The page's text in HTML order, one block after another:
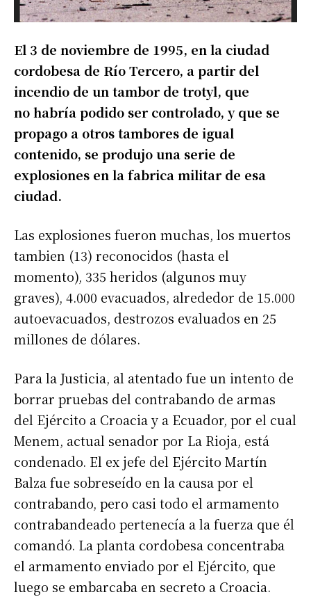
El 3 de noviembre de 1995, en la ciudad
cordobesa de Río Tercero, a partir del
incendio de un tambor de trotyl, que
no habría podido ser controlado, y que se
propago a otros tambores de igual
contenido, se produjo una serie de
explosiones en la fabrica militar de esa
ciudad.
Las explosiones fueron muchas, los muertos
tambien (13) reconocidos (hasta el
momento), 335 heridos (algunos muy
graves), 4.000 evacuados, alrededor de 15.000
autoevacuados, destrozos evaluados en 25
millones de dólares.
Para la Justicia, al atentado fue un intento de
borrar pruebas del contrabando de armas
del Ejército a Croacia y a Ecuador, por el cual
Menem, actual senador por La Rioja, está
condenado. El ex jefe del Ejército Martín
Balza fue sobreseído en la causa por el
contrabando, pero casi todo el armamento
contrabandeado pertenecía a la fuerza que él
comandó. La planta cordobesa concentraba
el armamento enviado por el Ejército, que
luego se embarcaba en secreto a Croacia.